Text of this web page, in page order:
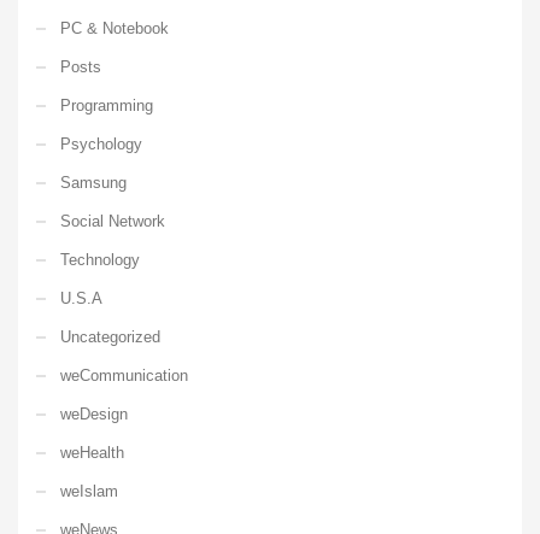
PC & Notebook
Posts
Programming
Psychology
Samsung
Social Network
Technology
U.S.A
Uncategorized
weCommunication
weDesign
weHealth
weIslam
weNews